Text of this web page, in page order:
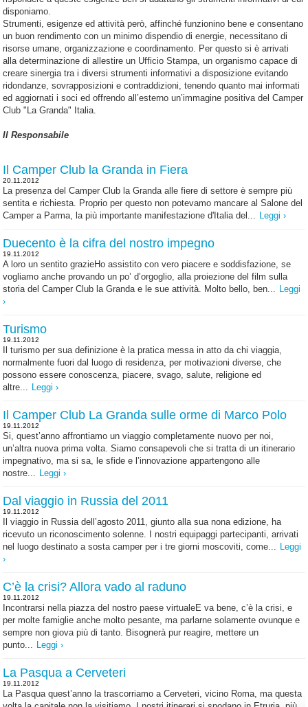
disponiamo.
Strumenti, esigenze ed attività però, affinché funzionino bene e consentano
un buon rendimento con un minimo dispendio di energie, necessitano di
risorse umane, organizzazione e coordinamento. Per questo si è arrivati
alla determinazione di allestire un Ufficio Stampa, un organismo capace di
creare sinergia tra i diversi strumenti informativi a disposizione evitando
ridondanze, sovrapposizioni e contraddizioni, tenendo quanto mai informati
ed aggiornati i soci ed offrendo all’esterno un’immagine positiva del Camper
Club "La Granda" Italia.
Il Responsabile
Il Camper Club la Granda in Fiera
20.11.2012
La presenza del Camper Club la Granda alle fiere di settore è sempre più
sentita e richiesta. Proprio per questo non potevamo mancare al Salone del
Camper a Parma, la più importante manifestazione d'Italia del... Leggi ›
Duecento è la cifra del nostro impegno
19.11.2012
A loro un sentito grazieHo assistito con vero piacere e soddisfazione, se
vogliamo anche provando un po’ d’orgoglio, alla proiezione del film sulla
storia del Camper Club la Granda e le sue attività. Molto bello, ben... Leggi
›
Turismo
19.11.2012
Il turismo per sua definizione è la pratica messa in atto da chi viaggia,
normalmente fuori dal luogo di residenza, per motivazioni diverse, che
possono essere conoscenza, piacere, svago, salute, religione ed
altre... Leggi ›
Il Camper Club La Granda sulle orme di Marco Polo
19.11.2012
Si, quest’anno affrontiamo un viaggio completamente nuovo per noi,
un’altra nuova prima volta. Siamo consapevoli che si tratta di un itinerario
impegnativo, ma si sa, le sfide e l’innovazione appartengono alle
nostre... Leggi ›
Dal viaggio in Russia del 2011
19.11.2012
Il viaggio in Russia dell’agosto 2011, giunto alla sua nona edizione, ha
ricevuto un riconoscimento solenne. I nostri equipaggi partecipanti, arrivati
nel luogo destinato a sosta camper per i tre giorni moscoviti, come... Leggi
›
C’è la crisi? Allora vado al raduno
19.11.2012
Incontrarsi nella piazza del nostro paese virtualeE va bene, c’è la crisi, e
per molte famiglie anche molto pesante, ma parlarne solamente ovunque e
sempre non giova più di tanto. Bisognerà pur reagire, mettere un
punto... Leggi ›
La Pasqua a Cerveteri
19.11.2012
La Pasqua quest’anno la trascorriamo a Cerveteri, vicino Roma, ma questa